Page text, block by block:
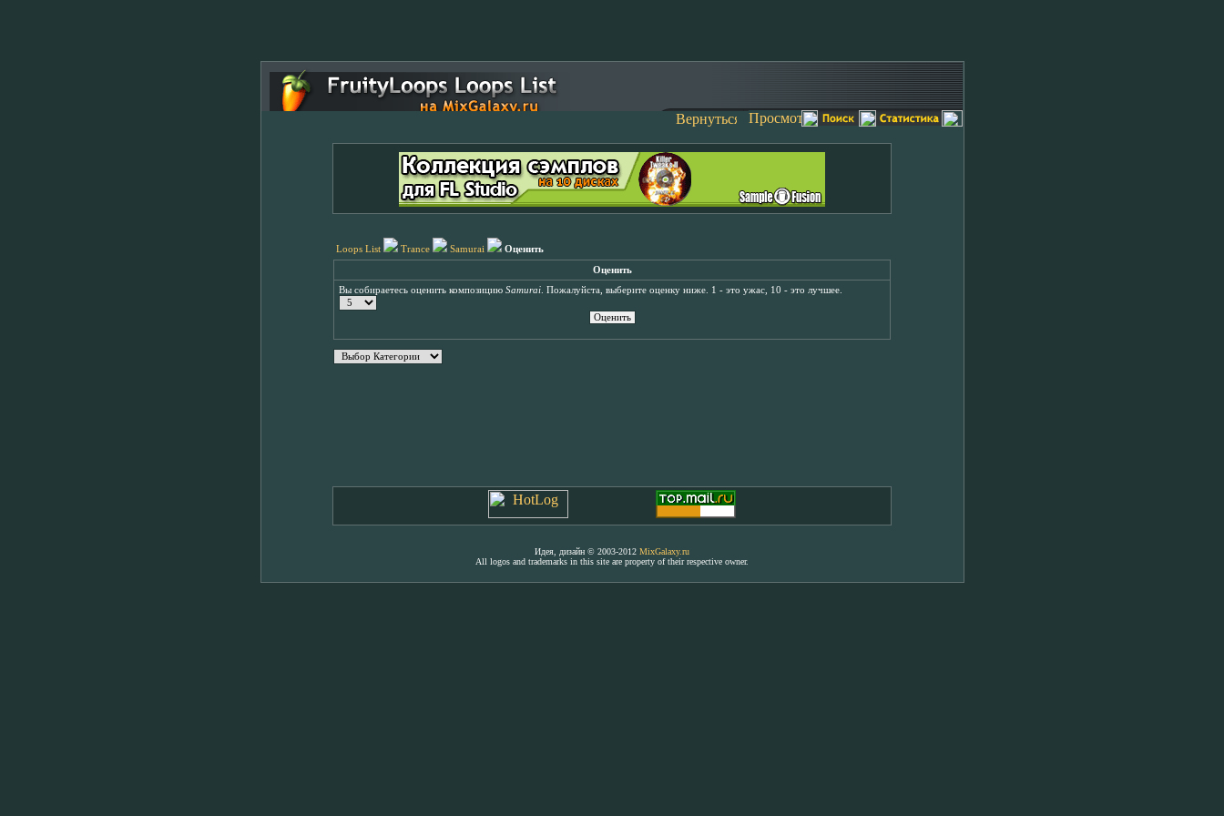
Loops List Trance Samurai Оценить
Оценить
Вы собираетесь оценить композицию Samurai . Пожалуйста, выберите оценку ниже. 1 - это ужас, 10 - это лучшее.
Идея, дизайн © 2003-2012 MixGalaxy.ru
All logos and trademarks in this site are property of their respective owner.